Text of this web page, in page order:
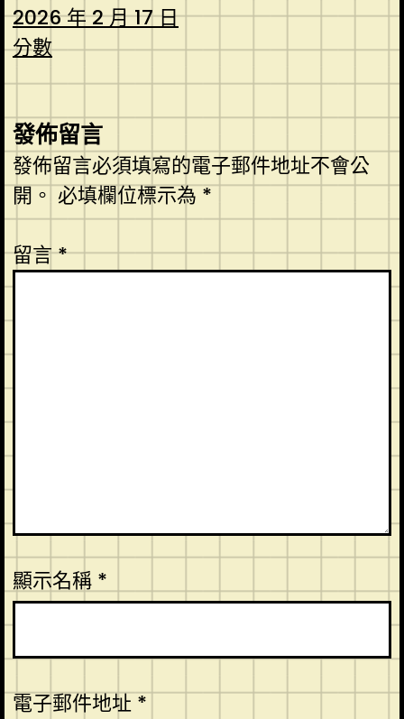
2026 年 2 月 17 日
分數
發佈留言
發佈留言必須填寫的電子郵件地址不會公
開。必填欄位標示為*
留言*
顯示名稱 *
電子郵件地址 *